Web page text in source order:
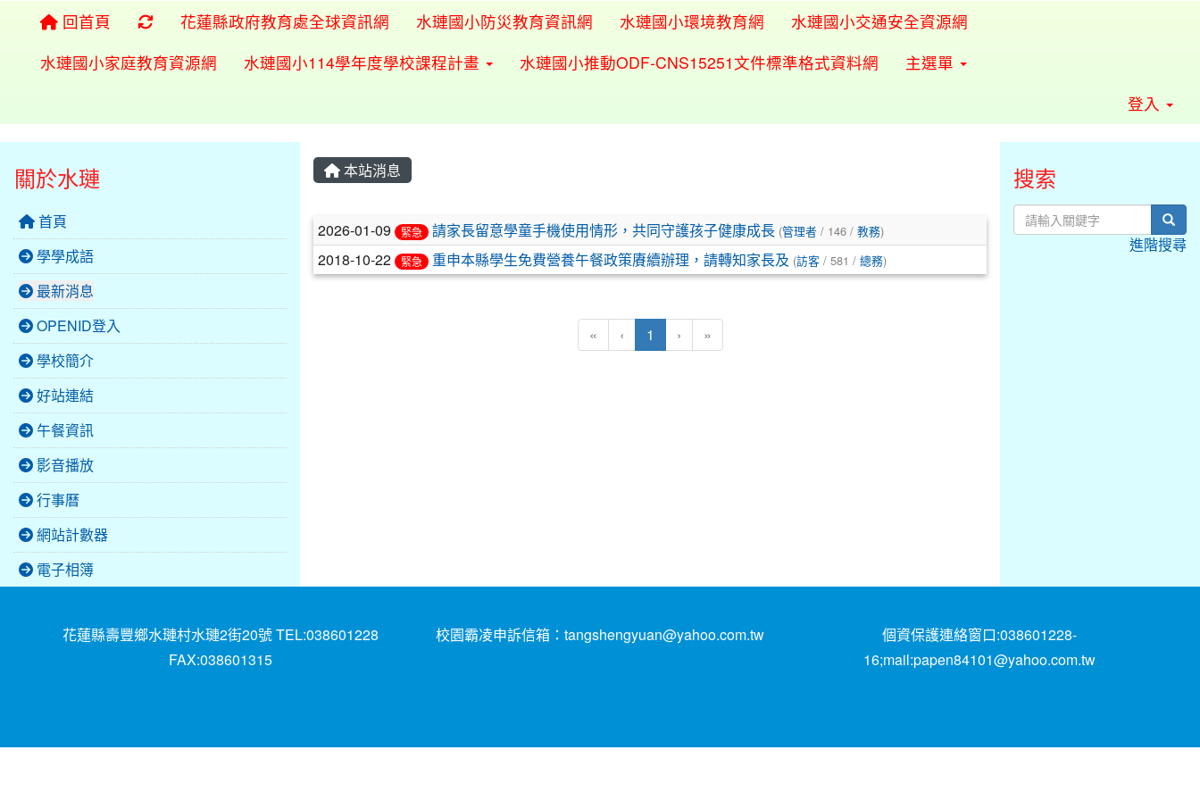
回首頁 重新取得佈景設定
花蓮縣政府教育處全球資訊網 水璉國小防災教育資訊網 水璉國小環境教育網
水璉國小交通安全資源網
水璉國小家庭教育資源網
水璉國小114學年度學校課程計畫 水璉國小推動ODF-CNS15251文件標準格式資料網
主選單
登入
本站消息
文章列表
2026-01-09 緊急 請家長留意學童手機使用情形，共同守護孩子健康成長 (管理者 / 146 / 教務)
2018-10-22 緊急 重申本縣學生免費營養午餐政策賡續辦理，請轉知家長及 (訪客 / 581 / 總務)
« ‹ 1 (目前頁次)
› »
關於水璉
首頁
學學成語
最新消息
OPENID登入
學校簡介
好站連結
午餐資訊
影音播放
行事曆
網站計數器
電子相簿
搜索
進階搜尋
花蓮縣壽豐鄉水璉村水璉2街20號 TEL:038601228
FAX:038601315
校園霸凌申訴信箱：tangshengyuan@yahoo.com.tw
個資保護連絡窗口:038601228-
16;mail:papen84101@yahoo.com.tw